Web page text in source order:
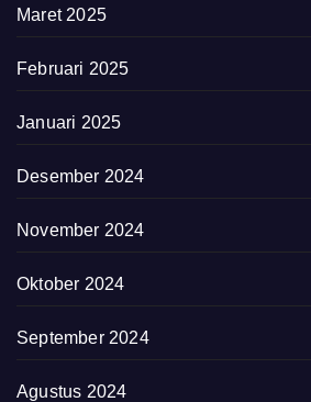
Maret 2025
Februari 2025
Januari 2025
Desember 2024
November 2024
Oktober 2024
September 2024
Agustus 2024